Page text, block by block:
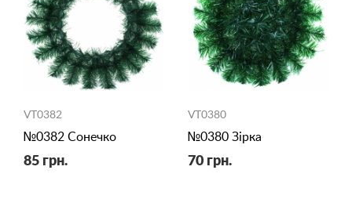
VT0382
№0382 Сонечко
85 грн.
VT0380
№0380 Зірка
70 грн.